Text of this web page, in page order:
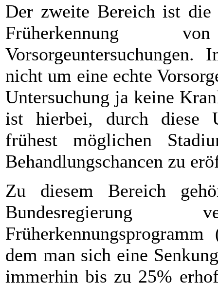
Der zweite Bereich ist die
Früherkennung
nicht um eine echte
Untersuchung ja keine
ist hierbei, durch diese
frühest möglichen
Behandlungschancen zu
Zu diesem Bereich
Bundesregierung
dem man sich eine
immerhin bis zu 25%